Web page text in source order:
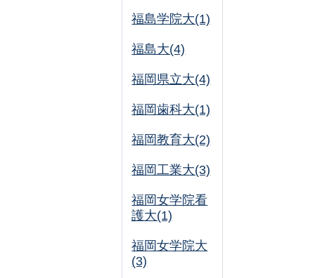
福島学院大(1)
福島大(4)
福岡県立大(4)
福岡歯科大(1)
福岡教育大(2)
福岡工業大(3)
福岡女学院看
護大(1)
福岡女学院大
(3)